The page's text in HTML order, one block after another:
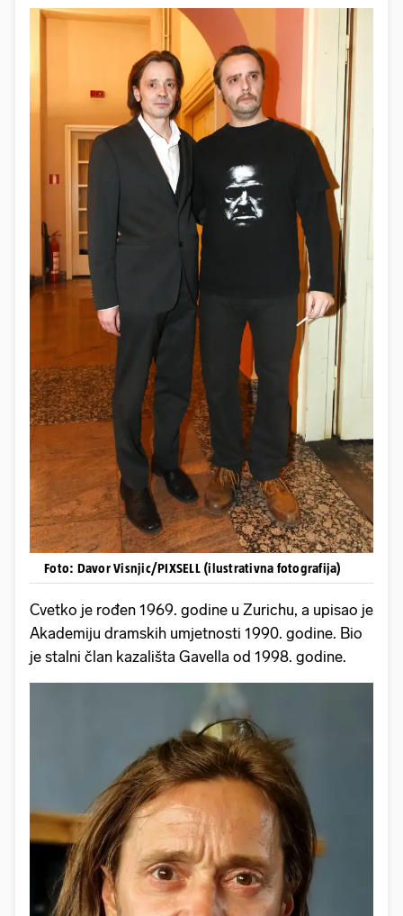
Foto: Davor Visnjic/PIXSELL (ilustrativna fotografija)
Cvetko je rođen 1969. godine u Zurichu, a upisao je
Akademiju dramskih umjetnosti 1990. godine. Bio
je stalni član kazališta Gavella od 1998. godine.